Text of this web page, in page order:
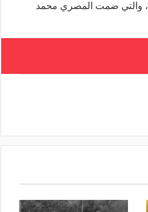
للفوز بجائزة الكرة الذهبية لأفضل لاعب في العالم لعام 2018، والتي ضمت المصري محمد